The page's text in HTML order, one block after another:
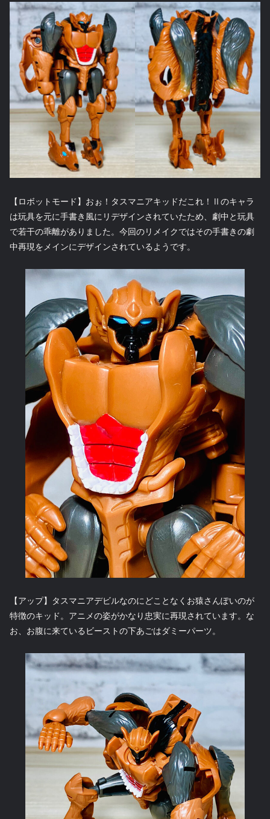
【ロボットモード】おぉ！タスマニアキッドだこれ！Ⅱのキャラ
は玩具を元に手書き風にリデザインされていたため、劇中と玩具
で若干の乖離がありました。今回のリメイクではその手書きの劇
中再現をメインにデザインされているようです。
【アップ】タスマニアデビルなのにどことなくお猿さんぽいのが
特徴のキッド。アニメの姿がかなり忠実に再現されています。な
お、お腹に来ているビーストの下あごはダミーパーツ。